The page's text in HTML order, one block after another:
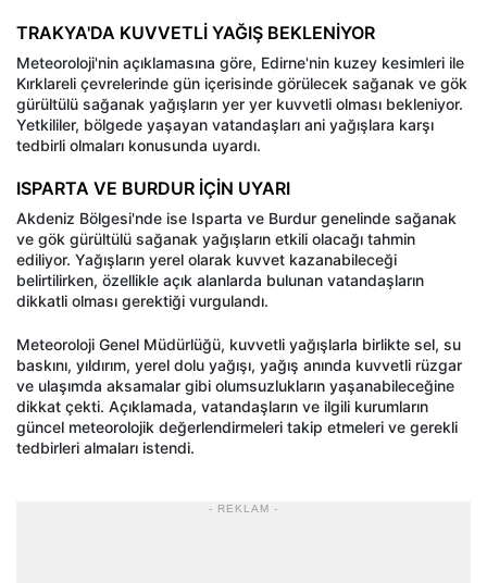
TRAKYA'DA KUVVETLİ YAĞIŞ BEKLENİYOR
Meteoroloji'nin açıklamasına göre, Edirne'nin kuzey kesimleri ile
Kırklareli çevrelerinde gün içerisinde görülecek sağanak ve gök
gürültülü sağanak yağışların yer yer kuvvetli olması bekleniyor.
Yetkililer, bölgede yaşayan vatandaşları ani yağışlara karşı
tedbirli olmaları konusunda uyardı.
ISPARTA VE BURDUR İÇİN UYARI
Akdeniz Bölgesi'nde ise Isparta ve Burdur genelinde sağanak
ve gök gürültülü sağanak yağışların etkili olacağı tahmin
ediliyor. Yağışların yerel olarak kuvvet kazanabileceği
belirtilirken, özellikle açık alanlarda bulunan vatandaşların
dikkatli olması gerektiği vurgulandı.
Meteoroloji Genel Müdürlüğü, kuvvetli yağışlarla birlikte sel, su
baskını, yıldırım, yerel dolu yağışı, yağış anında kuvvetli rüzgar
ve ulaşımda aksamalar gibi olumsuzlukların yaşanabileceğine
dikkat çekti. Açıklamada, vatandaşların ve ilgili kurumların
güncel meteorolojik değerlendirmeleri takip etmeleri ve gerekli
tedbirleri almaları istendi.
- REKLAM -